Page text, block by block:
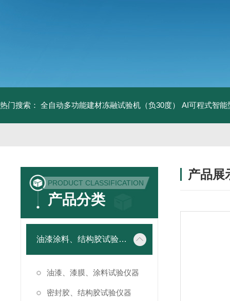
热门搜索： 全自动多功能建材冻融试验机（负30度） AI可程式智能
PRODUCT CLASSIFICATION
产品分类
油漆涂料、结构胶试验仪器
油漆、漆膜、涂料试验仪器
密封胶、结构胶试验仪器
产品展